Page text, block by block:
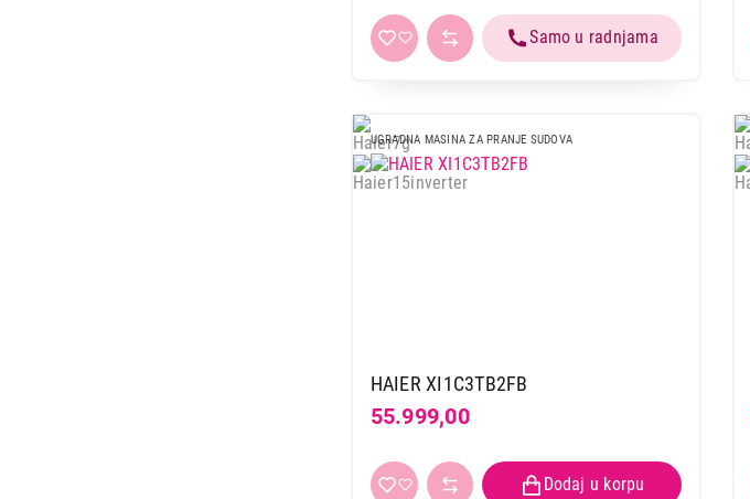
UGRADNA MASINA ZA PRANJE SUDOVA
HAIER XI1C3TB2FB
55.999,00